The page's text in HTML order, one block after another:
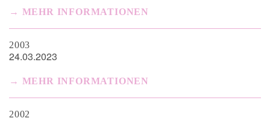
MEHR INFORMATIONEN
2003
24.03.2023
MEHR INFORMATIONEN
2002